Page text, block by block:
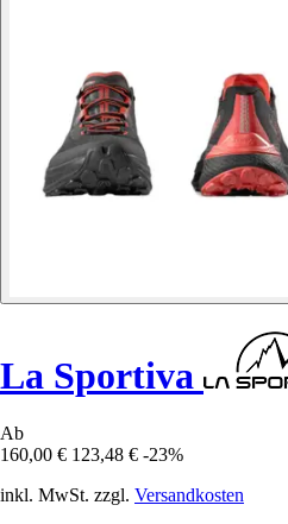
La Sportiva
Ab
160,00 € 123,48 € -23%
inkl. MwSt. zzgl. Versandkosten